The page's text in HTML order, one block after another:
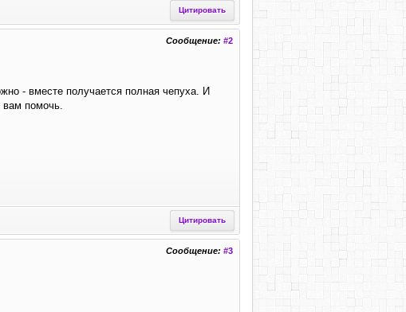
Цитировать
Сообщение: #2
- вместе получается полная чепуха. И
вам помочь.
Цитировать
Сообщение: #3